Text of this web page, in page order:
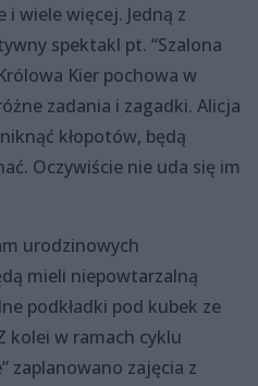
i wiele więcej. Jedną z
spektakl pt. “Szalona
Kier pochowa w
zadania i zagadki. Alicja
kłopotów, będą
Oczywiście nie uda się im
urodzinowych
mieli niepowtarzalną
podkładki pod kubek ze
kolei w ramach cyklu
zaplanowano zajęcia z